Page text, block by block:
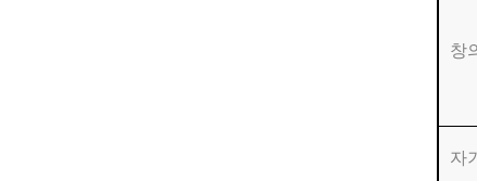
창
자